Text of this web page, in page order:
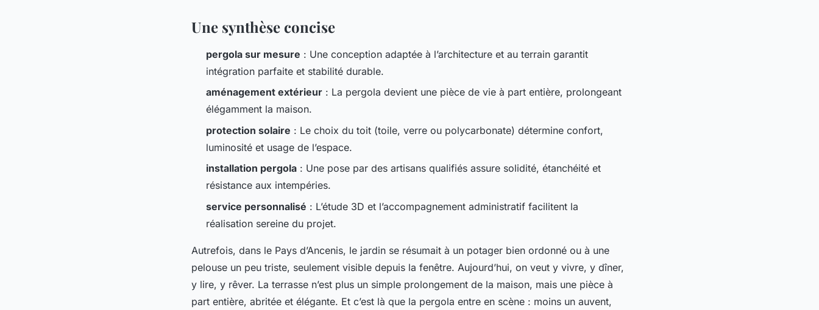
Une synthèse concise
pergola sur mesure : Une conception adaptée à l’architecture et au terrain garantit
intégration parfaite et stabilité durable.
aménagement extérieur : La pergola devient une pièce de vie à part entière, prolongeant
élégamment la maison.
protection solaire : Le choix du toit (toile, verre ou polycarbonate) détermine confort,
luminosité et usage de l’espace.
installation pergola : Une pose par des artisans qualifiés assure solidité, étanchéité et
résistance aux intempéries.
service personnalisé : L’étude 3D et l’accompagnement administratif facilitent la
réalisation sereine du projet.
Autrefois, dans le Pays d’Ancenis, le jardin se résumait à un potager bien ordonné ou à une
pelouse un peu triste, seulement visible depuis la fenêtre. Aujourd’hui, on veut y vivre, y dîner,
y lire, y rêver. La terrasse n’est plus un simple prolongement de la maison, mais une pièce à
part entière, abritée et élégante. Et c’est là que la pergola entre en scène : moins un auvent,